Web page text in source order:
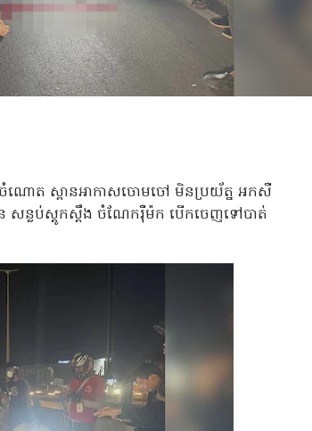
ណោត ស្ពានអាកាសចោមចៅ មិនប្រយ័ត្ន អកសឺ
ន្លប់ស្ដូកស្ដឹង ចំណែករ៉ឺម៉ក បើកចេញទៅបាត់